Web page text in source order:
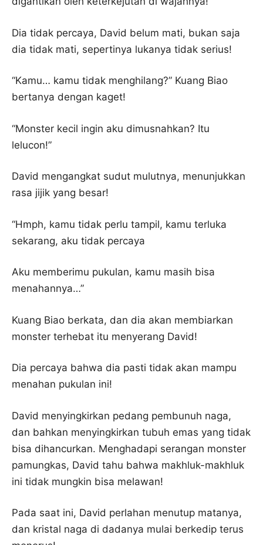
Dia tidak percaya, David belum mati, bukan saja
dia tidak mati, sepertinya lukanya tidak serius!
“Kamu… kamu tidak menghilang?” Kuang Biao
bertanya dengan kaget!
“Monster kecil ingin aku dimusnahkan? Itu
lelucon!”
David mengangkat sudut mulutnya, menunjukkan
rasa jijik yang besar!
“Hmph, kamu tidak perlu tampil, kamu terluka
sekarang, aku tidak percaya
Aku memberimu pukulan, kamu masih bisa
menahannya…”
Kuang Biao berkata, dan dia akan membiarkan
monster terhebat itu menyerang David!
Dia percaya bahwa dia pasti tidak akan mampu
menahan pukulan ini!
David menyingkirkan pedang pembunuh naga,
dan bahkan menyingkirkan tubuh emas yang tidak
bisa dihancurkan. Menghadapi serangan monster
pamungkas, David tahu bahwa makhluk-makhluk
ini tidak mungkin bisa melawan!
Pada saat ini, David perlahan menutup matanya,
dan kristal naga di dadanya mulai berkedip terus